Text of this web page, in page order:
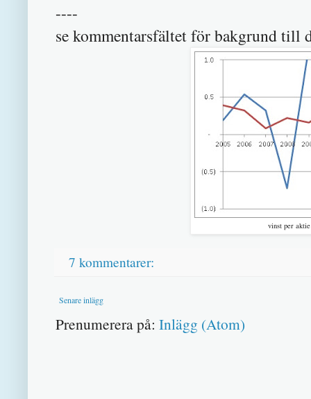
----
se kommentarsfältet för bakgrund till
vinst per
7 kommentarer:
Senare inlägg
Prenumerera på: Inlägg (Atom)